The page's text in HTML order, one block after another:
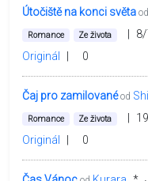
Útočiště na konci světa od
Romance Ze života
Originál
0
Čaj pro zamilovanéod
Romance Ze života
Originál
0